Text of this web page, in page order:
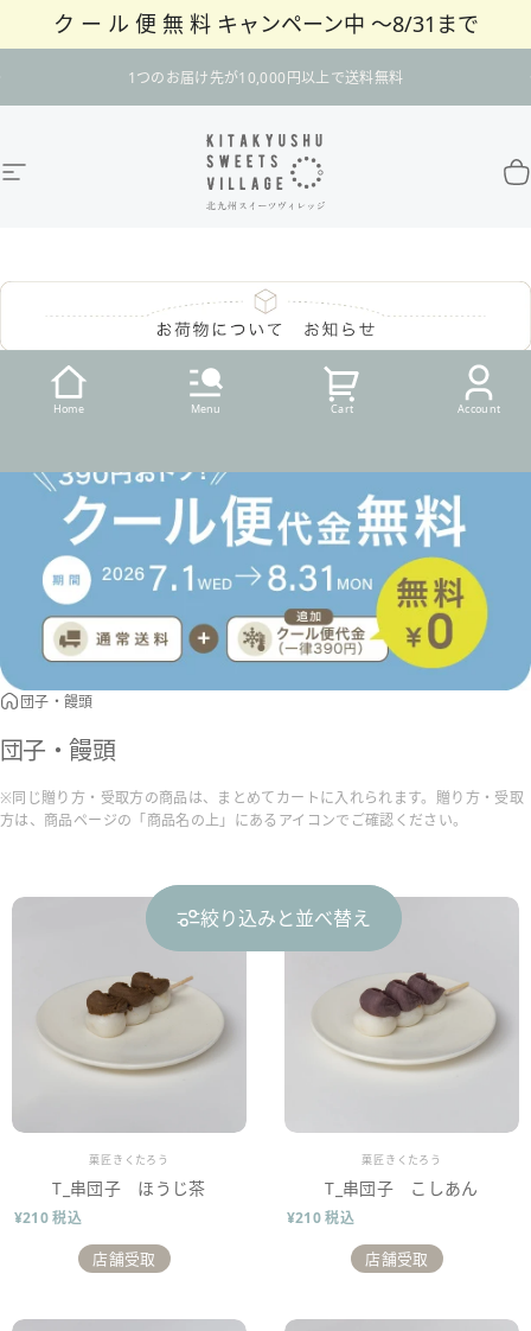
ク ー ル 便 無 料 キャンペーン中 〜8/31まで
1つのお届け先が10,000円以上で送料無料
スライドショーを一時停止
サイトナビゲーション 北九州スイーツヴィレッジ / 公式オンラインショ
Home Menu Cart Account
団子・饅頭
団子・饅頭
※同じ贈り方・受取方の商品は、まとめてカートに入れられます。贈り方・受取
方は、商品ページの「商品名の上」にあるアイコンでご確認ください。
絞り込みと並べ替え
販売業者
菓匠きくたろう
T_串団子 ほうじ茶
¥210 税込
店舗受取
販売業者
菓匠きくたろう
T_串団子 こしあん
¥210 税込
店舗受取